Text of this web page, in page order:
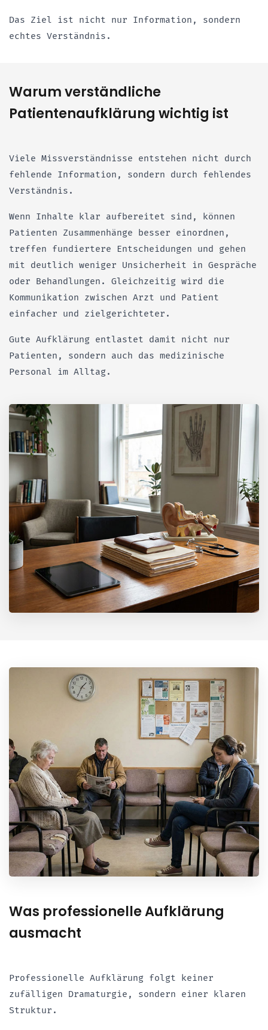
Das Ziel ist nicht nur Information, sondern
echtes Verständnis.
Warum verständliche
Patientenaufklärung wichtig ist
Viele Missverständnisse entstehen nicht durch
fehlende Information, sondern durch fehlendes
Verständnis.
Wenn Inhalte klar aufbereitet sind, können
Patienten Zusammenhänge besser einordnen,
treffen fundiertere Entscheidungen und gehen
mit deutlich weniger Unsicherheit in Gespräche
oder Behandlungen. Gleichzeitig wird die
Kommunikation zwischen Arzt und Patient
einfacher und zielgerichteter.
Gute Aufklärung entlastet damit nicht nur
Patienten, sondern auch das medizinische
Personal im Alltag.
Was professionelle Aufklärung
ausmacht
Professionelle Aufklärung folgt keiner
zufälligen Dramaturgie, sondern einer klaren
Struktur.